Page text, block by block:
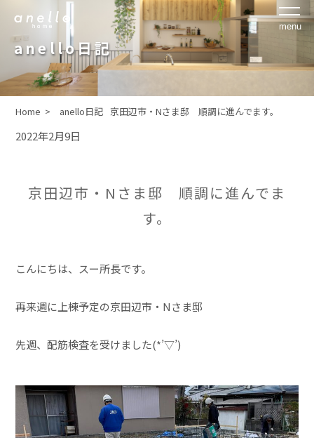
anello日記
Home > anello日記 京田辺市・Nさま邸 順調に進んでます。
2022年2月9日
京田辺市・Nさま邸 順調に進んでま
す。
こんにちは、スー所長です。
再来週に上棟予定の京田辺市・Nさま邸
先週、配筋検査を受けました(*’▽’)